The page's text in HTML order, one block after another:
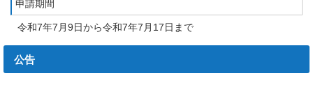
申請期間
令和7年7月9日から令和7年7月17日まで
公告